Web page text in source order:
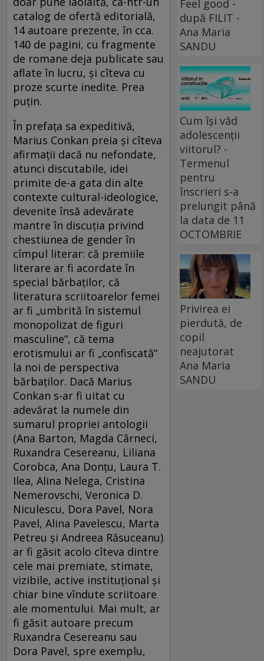
catalog de ofertă editorială,
14 autoare prezente, în cca.
140 de pagini, cu fragmente
de romane deja publicate sau
aflate în lucru, şi cîteva cu
proze scurte inedite. Prea
puțin.
În prefaţa sa expeditivă,
Marius Conkan preia şi cîteva
afirmaţii dacă nu nefondate,
atunci discutabile, idei
primite de-a gata din alte
contexte cultural-ideologice,
devenite însă adevărate
mantre în discuţia privind
chestiunea de gender în
cîmpul literar: că premiile
literare ar fi acordate în
special bărbaţilor, că
literatura scriitoarelor femei
ar fi „umbrită în sistemul
monopolizat de figuri
masculine“, că tema
erotismului ar fi „confiscată“
la noi de perspectiva
bărbaţilor. Dacă Marius
Conkan s-ar fi uitat cu
adevărat la numele din
sumarul propriei antologii
(Ana Barton, Magda Cârneci,
Ruxandra Cesereanu, Liliana
Corobca, Ana Donţu, Laura T.
Ilea, Alina Nelega, Cristina
Nemerovschi, Veronica D.
Niculescu, Dora Pavel, Nora
Pavel, Alina Pavelescu, Marta
Petreu şi Andreea Răsuceanu)
ar fi găsit acolo cîteva dintre
cele mai premiate, stimate,
vizibile, active instituţional şi
chiar bine vîndute scriitoare
ale momentului. Mai mult, ar
fi găsit autoare precum
Ruxandra Cesereanu sau
Dora Pavel, spre exemplu,
Feel good -
după FILIT -
Ana Maria
SANDU
Cum își văd
adolescenții
viitorul? -
Termenul
pentru
înscrieri s-a
prelungit până
la data de 11
OCTOMBRIE
Privirea ei
pierdută, de
copil
neajutorat
Ana Maria
SANDU